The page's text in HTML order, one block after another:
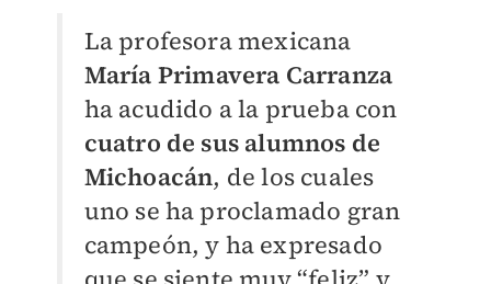
La profesora mexicana
María Primavera Carranza
ha acudido a la prueba con
cuatro de sus alumnos de
Michoacán, de los cuales
uno se ha proclamado gran
campeón, y ha expresado